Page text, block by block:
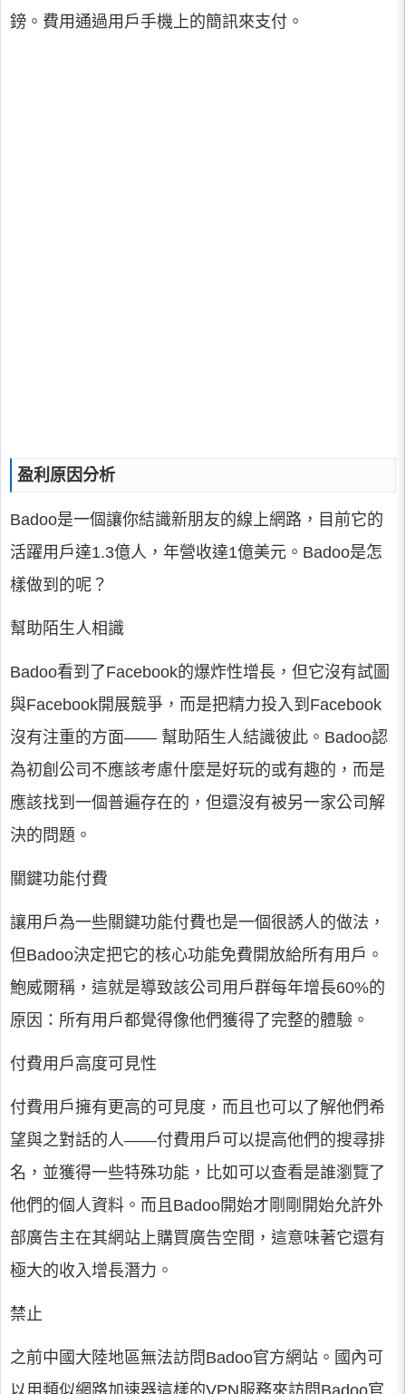
鎊。費用通過用戶手機上的簡訊來支付。
盈利原因分析
Badoo是一個讓你結識新朋友的線上網路，目前它的
活躍用戶達1.3億人，年營收達1億美元。Badoo是怎
樣做到的呢？
幫助陌生人相識
Badoo看到了Facebook的爆炸性增長，但它沒有試圖
與Facebook開展競爭，而是把精力投入到Facebook
沒有注重的方面—— 幫助陌生人結識彼此。Badoo認
為初創公司不應該考慮什麼是好玩的或有趣的，而是
應該找到一個普遍存在的，但還沒有被另一家公司解
決的問題。
關鍵功能付費
讓用戶為一些關鍵功能付費也是一個很誘人的做法，
但Badoo決定把它的核心功能免費開放給所有用戶。
鮑威爾稱，這就是導致該公司用戶群每年增長60%的
原因：所有用戶都覺得像他們獲得了完整的體驗。
付費用戶高度可見性
付費用戶擁有更高的可見度，而且也可以了解他們希
望與之對話的人——付費用戶可以提高他們的搜尋排
名，並獲得一些特殊功能，比如可以查看是誰瀏覽了
他們的個人資料。而且Badoo開始才剛剛開始允許外
部廣告主在其網站上購買廣告空間，這意味著它還有
極大的收入增長潛力。
禁止
之前中國大陸地區無法訪問Badoo官方網站。國內可
以用類似網路加速器這樣的VPN服務來訪問Badoo官